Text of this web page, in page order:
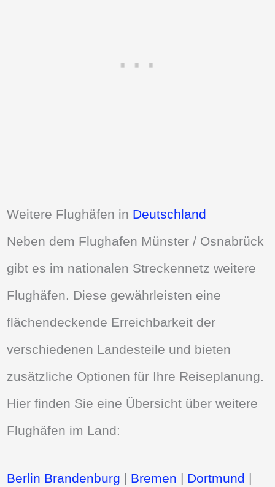
Weitere Flughäfen in Deutschland
Neben dem Flughafen Münster / Osnabrück
gibt es im nationalen Streckennetz weitere
Flughäfen. Diese gewährleisten eine
flächendeckende Erreichbarkeit der
verschiedenen Landesteile und bieten
zusätzliche Optionen für Ihre Reiseplanung.
Hier finden Sie eine Übersicht über weitere
Flughäfen im Land:
Berlin Brandenburg | Bremen | Dortmund |